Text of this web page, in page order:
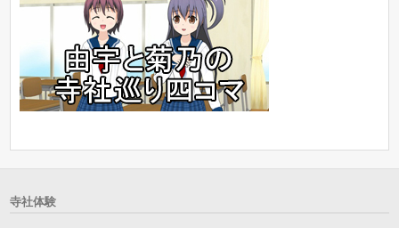
寺社体験